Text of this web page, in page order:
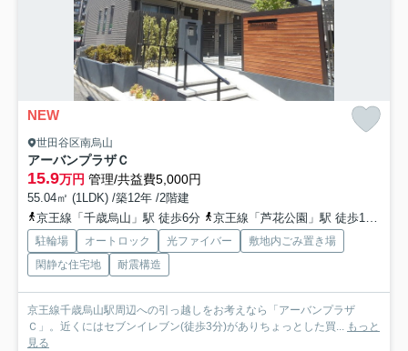
NEW
世田谷区南烏山
アーバンプラザＣ
15.9万円 管理/共益費5,000円
55.04㎡ (1LDK) /築12年 /2階建
京王線「千歳烏山」駅 徒歩6分
京王線「芦花公園」駅 徒歩15分
駐輪場 オートロック 光ファイバー
敷地内ごみ置き場
閑静な住宅地
耐震構造
京王線千歳烏山駅周辺への引っ越しをお考えなら「アーバンプラザ
Ｃ」。近くにはセブンイレブン(徒歩3分)がありちょっとした買... もっと
見る